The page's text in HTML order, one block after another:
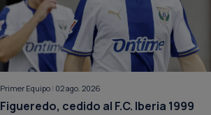
Primer Equipo | 02 ago. 2026
Figueredo, cedido al F.C. Iberia 1999